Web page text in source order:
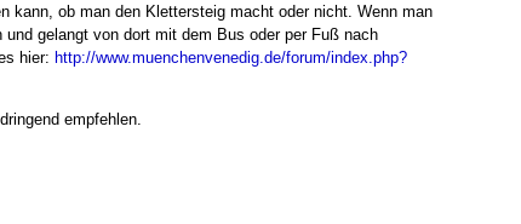
kann, ob man den Klettersteig macht oder nicht. Wenn man
gelangt von dort mit dem Bus oder per Fuß nach
hier: http://www.muenchenvenedig.de/forum/index.php?
empfehlen.